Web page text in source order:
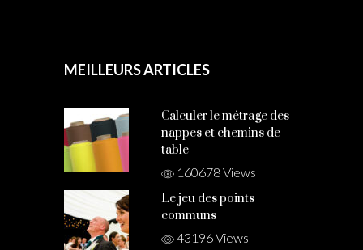
MEILLEURS ARTICLES
Calculer le métrage des
nappes et chemins de
table
160678 Views
Le jeu des points
communs
43196 Views